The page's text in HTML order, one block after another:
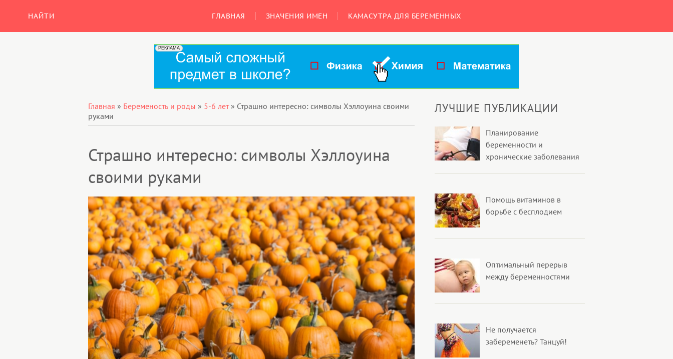
НАЙТИ ГЛАВНАЯ ЗНАЧЕНИЯ ИМЕН КАМАСУТРА ДЛЯ БЕРЕМЕННЫХ
ЛУЧШИЕ ПУБЛИКАЦИИ
Планирование
беременности и
хронические заболевания
Помощь витаминов в
борьбе с бесплодием
Оптимальный перерыв
между беременностями
Не получается
забеременеть? Танцуй!
Главная » Беременость и роды » 5-6 лет» Страшно интересно: символы Хэллоуина своими
руками
Страшно интересно: символы Хэллоуина
своими руками